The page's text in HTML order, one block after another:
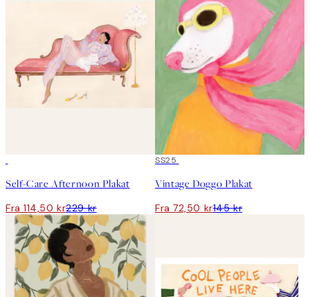
Self-Care Afternoon Plakat
Fra 114,50 kr229 kr
50%*
SS25
Vintage Doggo Plakat
Fra 72,50 kr145 kr